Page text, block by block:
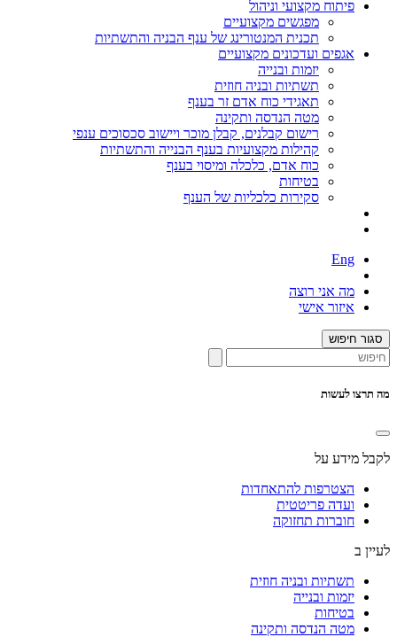
פיתוח מקצועי וניהול
מפגשים מקצועיים
תכנית המנטורינג של ענף הבניה והתשתיות
אגפים ועדכונים מקצועיים
יזמות ובנייה
תשתיות ובניה חוזית
תאגידי כוח אדם זר בענף
מטה הנדסה ותקינה
רישום קבלנים, קבלן מוכר ויישוב סכסוכים ענפי
קהילות מקצועיות בענף הבנייה והתשתיות
כוח אדם, כלכלה ומיסוי בענף
בטיחות
סקירות כלכליות של הענף
Eng
מה אני רוצה
איזור אישי
סגור חיפוש
מה תרצו לעשות
לקבל מידע על
הצטרפות להתאחדות
ועדה פריטטית
חוברות תחזוקה
לעיין ב
תשתיות ובניה חוזית
יזמות ובנייה
בטיחות
מטה הנדסה ותקינה